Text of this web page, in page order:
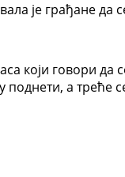
је грађане да
који говори да
поднети, а треће